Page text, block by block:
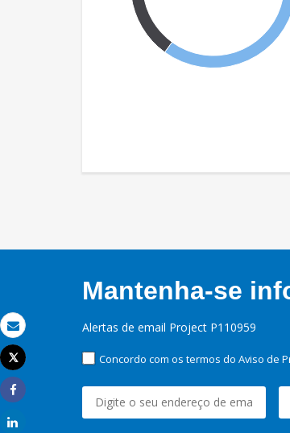
Email
Imprimir
Tweet
Share
Mantenha-se
Alertas de email Project P110959
Concordo com os termos do Aviso de